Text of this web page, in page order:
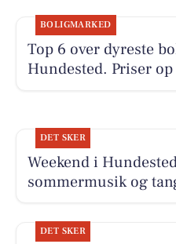
BOLIGMARKED
Top 6 over dyreste
Hundested. Priser
DET SKER
Weekend i
sommermusik og
DET SKER